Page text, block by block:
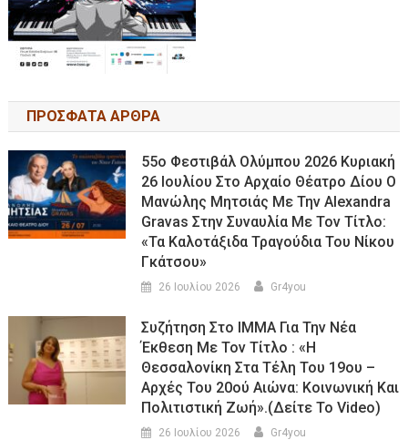
ΠΡΟΣΦΑΤΑ ΑΡΘΡΑ
55ο Φεστιβάλ Ολύμπου 2026 Κυριακή
26 Ιουλίου Στο Αρχαίο Θέατρο Δίου Ο
Μανώλης Μητσιάς Με Την Alexandra
Gravas Στην Συναυλία Με Τον Τίτλο:
«τα Καλοτάξιδα Τραγούδια Του Νίκου
Γκάτσου»
26 Ιουλίου 2026 Gr4you
Συζήτηση Στο ΙΜΜΑ Για Την Νέα
Έκθεση Με Τον Τίτλο : «Η
Θεσσαλονίκη Στα Τέλη Του 19ου –
Αρχές Του 20ού Αιώνα: Κοινωνική Και
Πολιτιστική Ζωή».(Δείτε Το Video)
26 Ιουλίου 2026 Gr4you